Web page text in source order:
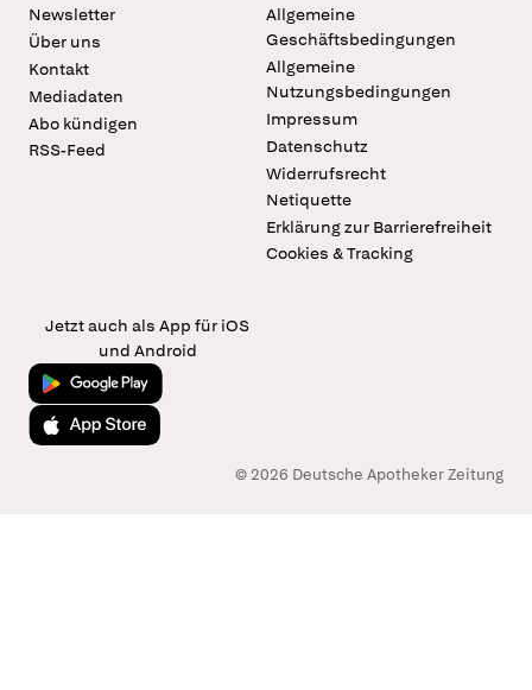
Newsletter
Über uns
Kontakt
Mediadaten
Abo kündigen
RSS-Feed
Allgemeine
Geschäftsbedingungen
Allgemeine
Nutzungsbedingungen
Impressum
Datenschutz
Widerrufsrecht
Netiquette
Erklärung zur Barrierefreiheit
Cookies & Tracking
Jetzt auch als App für iOS
und Android
Jetzt bei Google Play
Laden im App Store
© 2026 Deutsche Apotheker Zeitung